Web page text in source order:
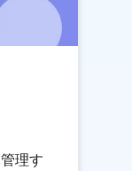
理す